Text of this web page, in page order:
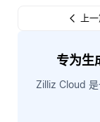
上
专为生
Zilliz Cloud